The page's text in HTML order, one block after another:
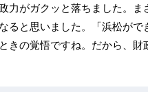
力がガクッと落ちました。ま
ると思いました。「浜松がで
きの覚悟ですね。だから、財